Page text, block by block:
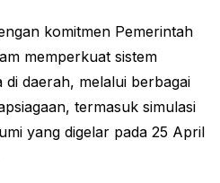
komitmen Pemerintah
memperkuat sistem
daerah, melalui berbagai
termasuk simulasi
yang digelar pada 25 April